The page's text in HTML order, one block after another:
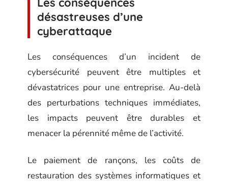
désastreuses d’une
cyberattaque
Les conséquences d’un incident de
cybersécurité peuvent être multiples et
dévastatrices pour une entreprise. Au-delà
des perturbations techniques immédiates,
les impacts peuvent être durables et
menacer la pérennité même de l’activité.
Le paiement de rançons, les coûts de
restauration des systèmes informatiques et